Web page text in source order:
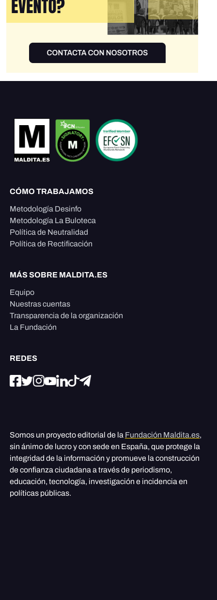
CÓMO TRABAJAMOS
Metodología Desinfo
Metodología La Buloteca
Política de Neutralidad
Política de Rectificación
MÁS SOBRE MALDITA.ES
Equipo
Nuestras cuentas
Transparencia de la organización
La Fundación
REDES
Somos un proyecto editorial de la Fundación Maldita.es,
sin ánimo de lucro y con sede en España, que protege la
integridad de la información y promueve la construcción
de confianza ciudadana a través de periodismo,
educación, tecnología, investigación e incidencia en
políticas públicas.